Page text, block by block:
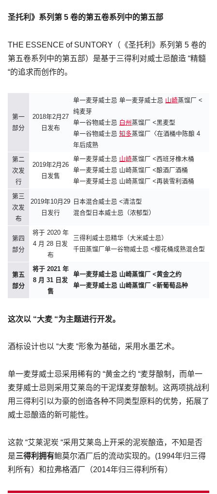
圣托利》系列第 5 卷的第五卷系列中的第五部
THE ESSENCE of SUNTORY（《圣托利》系列第 5 卷的
第五卷系列中的第五部）是基于三得利对威士忌酿造 “精髓
“的追求而创作的。
第一
部分
2018年2月27
日发布
单一麦芽威士忌 单一麦芽威士忌 山崎蒸馏厂 <
纯麦芽
单一谷物威士忌 白州蒸馏厂 <黑麦型
单一谷物威士忌 知多蒸馏厂〈在酒桶中陈酿 4
年后成熟
第二
次发
行
2019年2月26
日发售
单一麦芽威士忌 山崎蒸馏厂 <西班牙橡木桶
单一麦芽威士忌 山崎蒸馏厂 <酿酒厂酒桶
单一麦芽威士忌 山崎蒸馏厂 <再装雪利酒桶
第三
次发
布
2019年10月29
日发行
日本混合威士忌 <清洁型
混合型日本威士忌（浓郁型）
第四
部分
将于 2020 年
4 月 28 日发
布
三得利威士忌精华 （大米威士忌）
千田蒸馏厂单一谷物威士忌 <樱花桶成熟混合型
第五
部分
将于 2021 年
8 月 31 日发
售
单一麦芽威士忌 山崎蒸馏厂 <黄金之约
单一麦芽威士忌 山崎蒸馏厂 <新葡萄品种
这次以 “大麦 “为主题进行开发。
酒标设计也以 “大麦 “形象为基础，采用水墨艺术。
单一麦芽威士忌采用稀有的 “黄金之约 “麦芽酿制，而单一
麦芽威士忌则采用艾莱岛的干泥煤麦芽酿制。这两项挑战利
用三得利引以为豪的创造各种不同类型原料的优势，拓展了
威士忌酿造的新可能性。
这款 “艾莱泥炭 “采用艾莱岛上开采的泥炭酿造，不知是否
是三得利拥有鲍莫尔酒厂后的流动实现的。(1994年归三得
利所有）和拉弗格酒厂（2014年归三得利所有）